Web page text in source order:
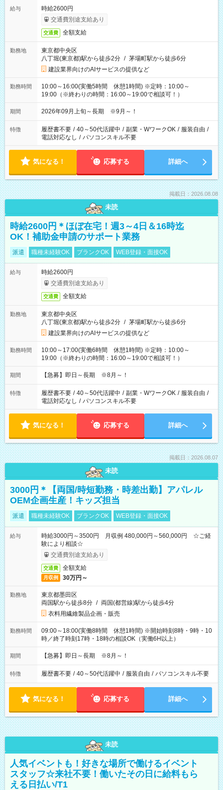
給与
時給2600円
交通費別途支給あり
交通費 全額支給
勤務地
東京都中央区
八丁堀(東京都)駅から徒歩2分 / 茅場町駅から徒歩6分
建設業界向けのAIサービスの提供など
勤務時間
10:00～16:00(実働5時間 休憩1時間) ※定時：10:00～
19:00（※終わりの時間：16:00～19:00で相談可！）
期間 2026年09月上旬～長期 ※9月～！
特徴 履歴書不要 / 40～50代活躍中 / 副業・WワークOK / 服装自由 /
電話対応なし / パソコンスキル不要
気になる！ 応募する 詳細へ
掲載日：2026.08.08
未読
時給2600円＊ほぼ在宅！週3～4日＆16時迄
OK！補助金申請のサポート業務
派遣 職種未経験OK ブランクOK WEB登録・面接OK
給与
時給2600円
交通費別途支給あり
交通費 全額支給
勤務地
東京都中央区
八丁堀(東京都)駅から徒歩2分 / 茅場町駅から徒歩6分
建設業界向けのAIサービスの提供など
勤務時間
10:00～17:00(実働6時間 休憩1時間) ※定時：10:00～
19:00（※終わりの時間：16:00～19:00で相談可！）
期間 【急募】即日～長期 ※8月～！
特徴 履歴書不要 / 40～50代活躍中 / 副業・WワークOK / 服装自由 /
電話対応なし / パソコンスキル不要
気になる！ 応募する 詳細へ
掲載日：2026.08.07
未読
3000円＊【両国/時短勤務・時差出勤】アパレル
OEM企画生産！キッズ担当
派遣 職種未経験OK ブランクOK WEB登録・面接OK
給与
時給3000円～3500円 月収例 480,000円～560,000円 ☆ご経
験により相談☆
交通費別途支給あり
交通費 全額支給
月収例 30万円～
勤務地
東京都墨田区
両国駅から徒歩8分 / 両国(都営線)駅から徒歩4分
衣料用繊維製品企画・販売
勤務時間
09:00～18:00(実働8時間 休憩1時間) ※開始時刻8時・9時・10
時／終了時刻17時・18時の相談OK（実働6H以上）
期間 【急募】即日～長期 ※8月～！
特徴 履歴書不要 / 40～50代活躍中 / 服装自由 / パソコンスキル不要
気になる！ 応募する 詳細へ
未読
人気イベントも！好きな場所で働けるイベント
スタッフ☆来社不要！働いたその日に給料もら
える日払い/T1